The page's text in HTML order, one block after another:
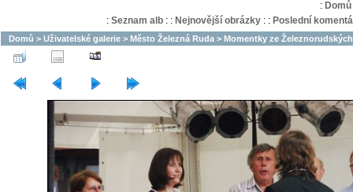
: Domů
: Seznam alb: : Nejnovější obrázky: : Poslední
Domů > Uživatelské galerie > Město Železná Ruda > Momentky ze